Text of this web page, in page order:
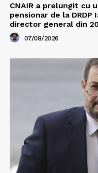
CNAIR a prelungit cu
pensionar de la
director general din
07/08/2026